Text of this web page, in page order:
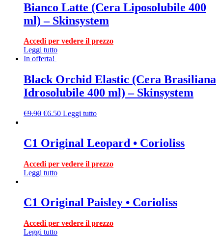
Bianco Latte (Cera Liposolubile 400
ml) – Skinsystem
Accedi per vedere il prezzo
Leggi tutto
In offerta!
Black Orchid Elastic (Cera Brasiliana
Idrosolubile 400 ml) – Skinsystem
€9.90 €6.50 Leggi tutto
C1 Original Leopard • Corioliss
Accedi per vedere il prezzo
Leggi tutto
C1 Original Paisley • Corioliss
Accedi per vedere il prezzo
Leggi tutto